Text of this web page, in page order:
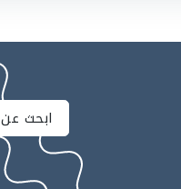
ابحث